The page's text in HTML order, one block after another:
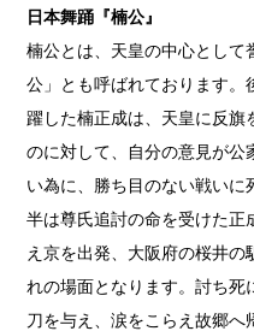
日本舞踊『楠公』
楠公とは、天皇の中心として
公」とも呼ばれております。
躍した楠正成は、天皇に反旗
のに対して、自分の意見が公
い為に、勝ち目のない戦い
半は尊氏追討の命を受けた正
え京を出発、大阪府の桜井の
れの場面となります。討ち死
刀を与え、涙をこらえ故郷へ